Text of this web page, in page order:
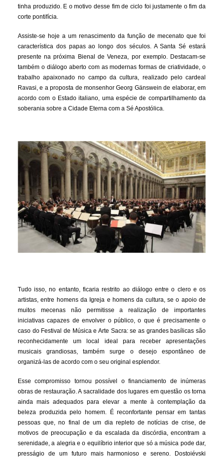
tinha produzido. E o motivo desse fim de ciclo foi justamente o fim da
corte pontifícia.
Assiste-se hoje a um renascimento da função de mecenato que foi
característica dos papas ao longo dos séculos. A Santa Sé estará
presente na próxima Bienal de Veneza, por exemplo. Destacam-se
também o diálogo aberto com as modernas formas de criatividade, o
trabalho apaixonado no campo da cultura, realizado pelo cardeal
Ravasi, e a proposta de monsenhor Georg Gänswein de elaborar, em
acordo com o Estado italiano, uma espécie de compartilhamento da
soberania sobre a Cidade Eterna com a Sé Apostólica.
Tudo isso, no entanto, ficaria restrito ao diálogo entre o clero e os
artistas, entre homens da Igreja e homens da cultura, se o apoio de
muitos mecenas não permitisse a realização de importantes
iniciativas capazes de envolver o público, o que é precisamente o
caso do Festival de Música e Arte Sacra: se as grandes basílicas são
reconhecidamente um local ideal para receber apresentações
musicais grandiosas, também surge o desejo espontâneo de
organizá-las de acordo com o seu original esplendor.
Esse compromisso tornou possível o financiamento de inúmeras
obras de restauração. A sacralidade dos lugares em questão os torna
ainda mais adequados para elevar a mente à contemplação da
beleza produzida pelo homem. É reconfortante pensar em tantas
pessoas que, no final de um dia repleto de notícias de crise, de
motivos de preocupação e da escalada da discórdia, encontram a
serenidade, a alegria e o equilíbrio interior que só a música pode dar,
presságio de um futuro mais harmonioso e sereno. Dostoiévski